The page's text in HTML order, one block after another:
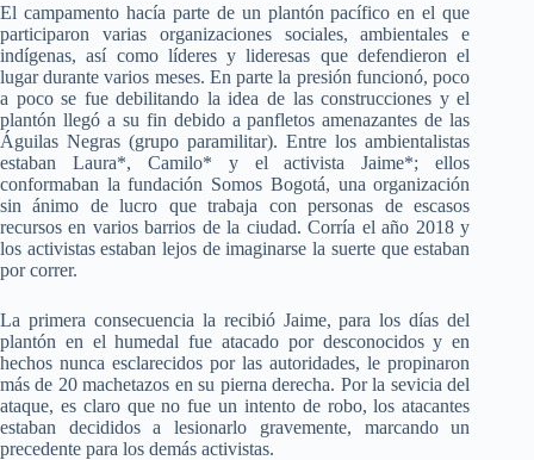
El campamento hacía parte de un plantón pacífico en el que
participaron varias organizaciones sociales, ambientales e
indígenas, así como líderes y lideresas que defendieron el
lugar durante varios meses. En parte la presión funcionó, poco
a poco se fue debilitando la idea de las construcciones y el
plantón llegó a su fin debido a panfletos amenazantes de las
Águilas Negras (grupo paramilitar). Entre los ambientalistas
estaban Laura*, Camilo* y el activista Jaime*; ellos
conformaban la fundación Somos Bogotá, una organización
sin ánimo de lucro que trabaja con personas de escasos
recursos en varios barrios de la ciudad. Corría el año 2018 y
los activistas estaban lejos de imaginarse la suerte que estaban
por correr.
La primera consecuencia la recibió Jaime, para los días del
plantón en el humedal fue atacado por desconocidos y en
hechos nunca esclarecidos por las autoridades, le propinaron
más de 20 machetazos en su pierna derecha. Por la sevicia del
ataque, es claro que no fue un intento de robo, los atacantes
estaban decididos a lesionarlo gravemente, marcando un
precedente para los demás activistas.